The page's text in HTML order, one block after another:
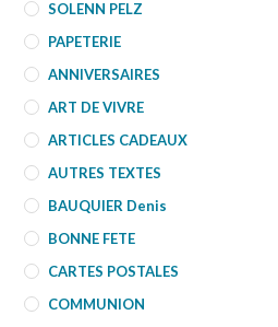
SOLENN PELZ
PAPETERIE
ANNIVERSAIRES
ART DE VIVRE
ARTICLES CADEAUX
AUTRES TEXTES
BAUQUIER Denis
BONNE FETE
CARTES POSTALES
COMMUNION